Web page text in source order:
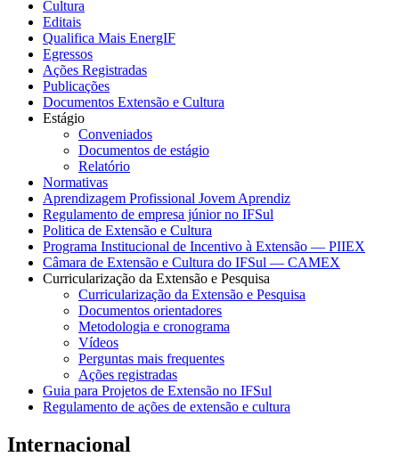
Cultura
Editais
Qualifica Mais EnergIF
Egressos
Ações Registradas
Publicações
Documentos Extensão e Cultura
Estágio
Conveniados
Documentos de estágio
Relatório
Normativas
Aprendizagem Profissional Jovem Aprendiz
Regulamento de empresa júnior no IFSul
Politica de Extensão e Cultura
Programa Institucional de Incentivo à Extensão — PIIEX
Câmara de Extensão e Cultura do IFSul — CAMEX
Curricularização da Extensão e Pesquisa
Curricularização da Extensão e Pesquisa
Documentos orientadores
Metodologia e cronograma
Vídeos
Perguntas mais frequentes
Ações registradas
Guia para Projetos de Extensão no IFSul
Regulamento de ações de extensão e cultura
Internacional